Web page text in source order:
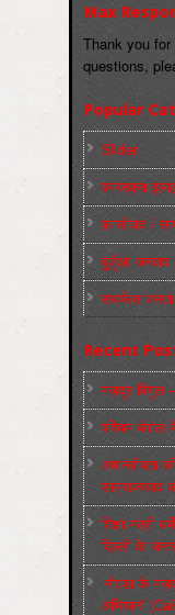
Max
Thank you
questions,
Popular
Slider
कारख़ाना
फ़ासीवाद /
बुर्जुआ जनवाद
संघर्षरत जनता
Recent
मज़दूर बिगुल
पश्चिम
अमानवीयता
साम्राज्यवाद
शिक्षा मंत्री
दिल्ली के
‘नोएडा के
अभियान’